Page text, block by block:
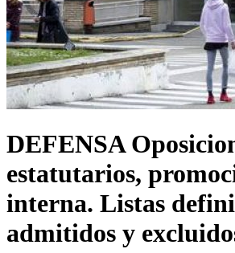
DEFENSA
estatutarios,
interna. Listas
admitidos y